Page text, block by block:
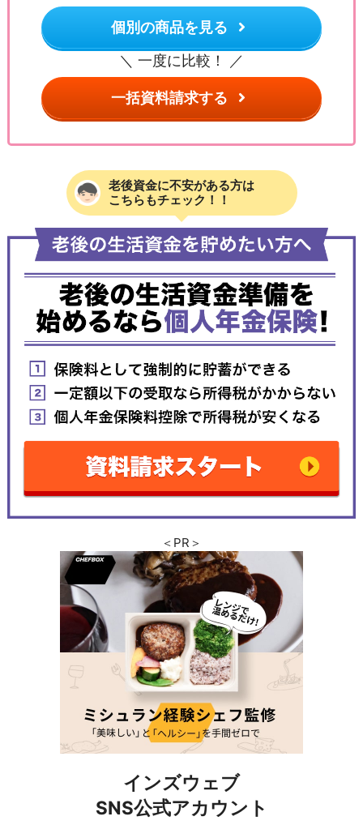
個別の商品を見る
＼ 一度に比較！ ／
一括資料請求する
老後資金に不安がある方は
こちらもチェック！！
＜PR＞
インズウェブ
SNS公式アカウント